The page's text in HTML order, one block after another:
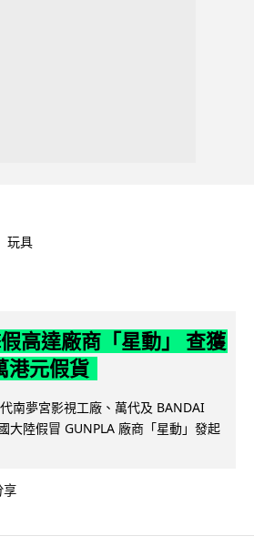
玩具
高達廠商「星動」 查獲
港元假貨
南夢宮影視工廠、萬代及 BANDAI
大陸假冒 GUNPLA 廠商「星動」發起
享